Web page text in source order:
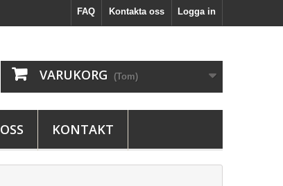
Logga in
Kontakta oss
FAQ
VARUKORG (Tom)
KONTAKT